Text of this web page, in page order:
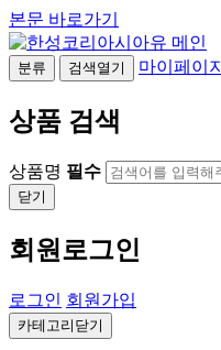
본문 바로가기
분류 검색열기 마이페이지
상품 검색
상품명 필수
닫기
회원로그인
로그인 회원가입
카테고리닫기